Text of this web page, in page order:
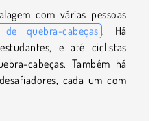
com várias pessoas
quebra-cabeças . Há
e até ciclistas
cabeças. Também há
cada um com